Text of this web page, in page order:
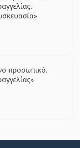
προσωπικό.